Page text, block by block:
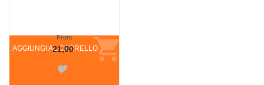
AGGIUNGI AL CARRELLO
From
21,00